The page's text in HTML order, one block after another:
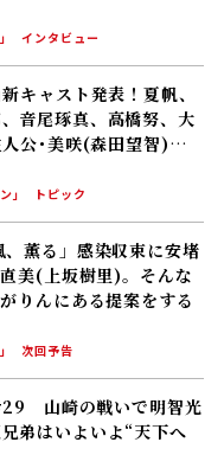
インタビュー
キャスト発表！夏帆、
音尾琢真、高橋努、大
人公･美咲(森田望智)が
2027年度前期放送
」
トピック
薫る」感染収束に安堵
美(上坂樹里)。そんな
りんにある提案をする
次回予告
山崎の戦いで明智光
弟はいよいよ“天下へ